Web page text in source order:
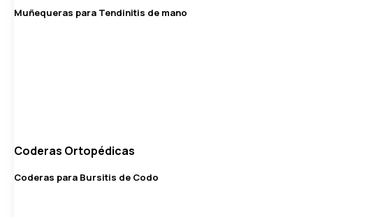
Muñequeras para Tendinitis de mano
Coderas Ortopédicas
Coderas para Bursitis de Codo